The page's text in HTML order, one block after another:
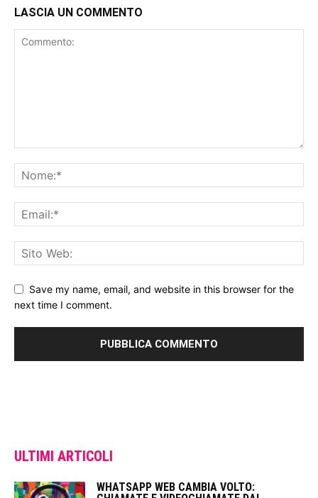
LASCIA UN COMMENTO
Save my name, email, and website in this browser for the
next time I comment.
ULTIMI ARTICOLI
WHATSAPP WEB CAMBIA VOLTO: